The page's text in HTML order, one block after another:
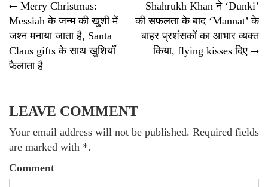
Post
navigation
Merry Christmas:
Messiah के जन्म की खुशी में
जश्न मनाया जाता है, Santa
Claus gifts के साथ खुशियाँ
फैलाता है
Shahrukh Khan ने ‘Dunki’
की सफलता के बाद ‘Mannat’ के
बाहर प्रशंसकों का आभार व्यक्त
किया, flying kisses दिए
LEAVE COMMENT
Your email address will not be published. Required fields
are marked with *.
Comment